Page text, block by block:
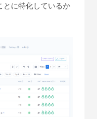
とに特化しているか